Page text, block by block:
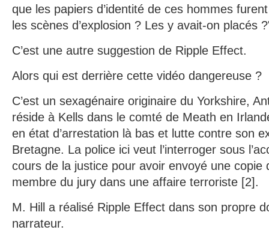
que les papiers d’identité de ces hommes
les scènes d’explosion ? Les y avait-on placés
C’est une autre suggestion de Ripple Effect.
Alors qui est derrière cette vidéo dangereuse ?
C’est un sexagénaire originaire du Yorkshire,
réside à Kells dans le comté de Meath en
en état d’arrestation là bas et lutte contre son
Bretagne. La police ici veut l’interroger sous
cours de la justice pour avoir envoyé une copie
membre du jury dans une affaire terroriste [2].
M. Hill a réalisé Ripple Effect dans son propre
narrateur.